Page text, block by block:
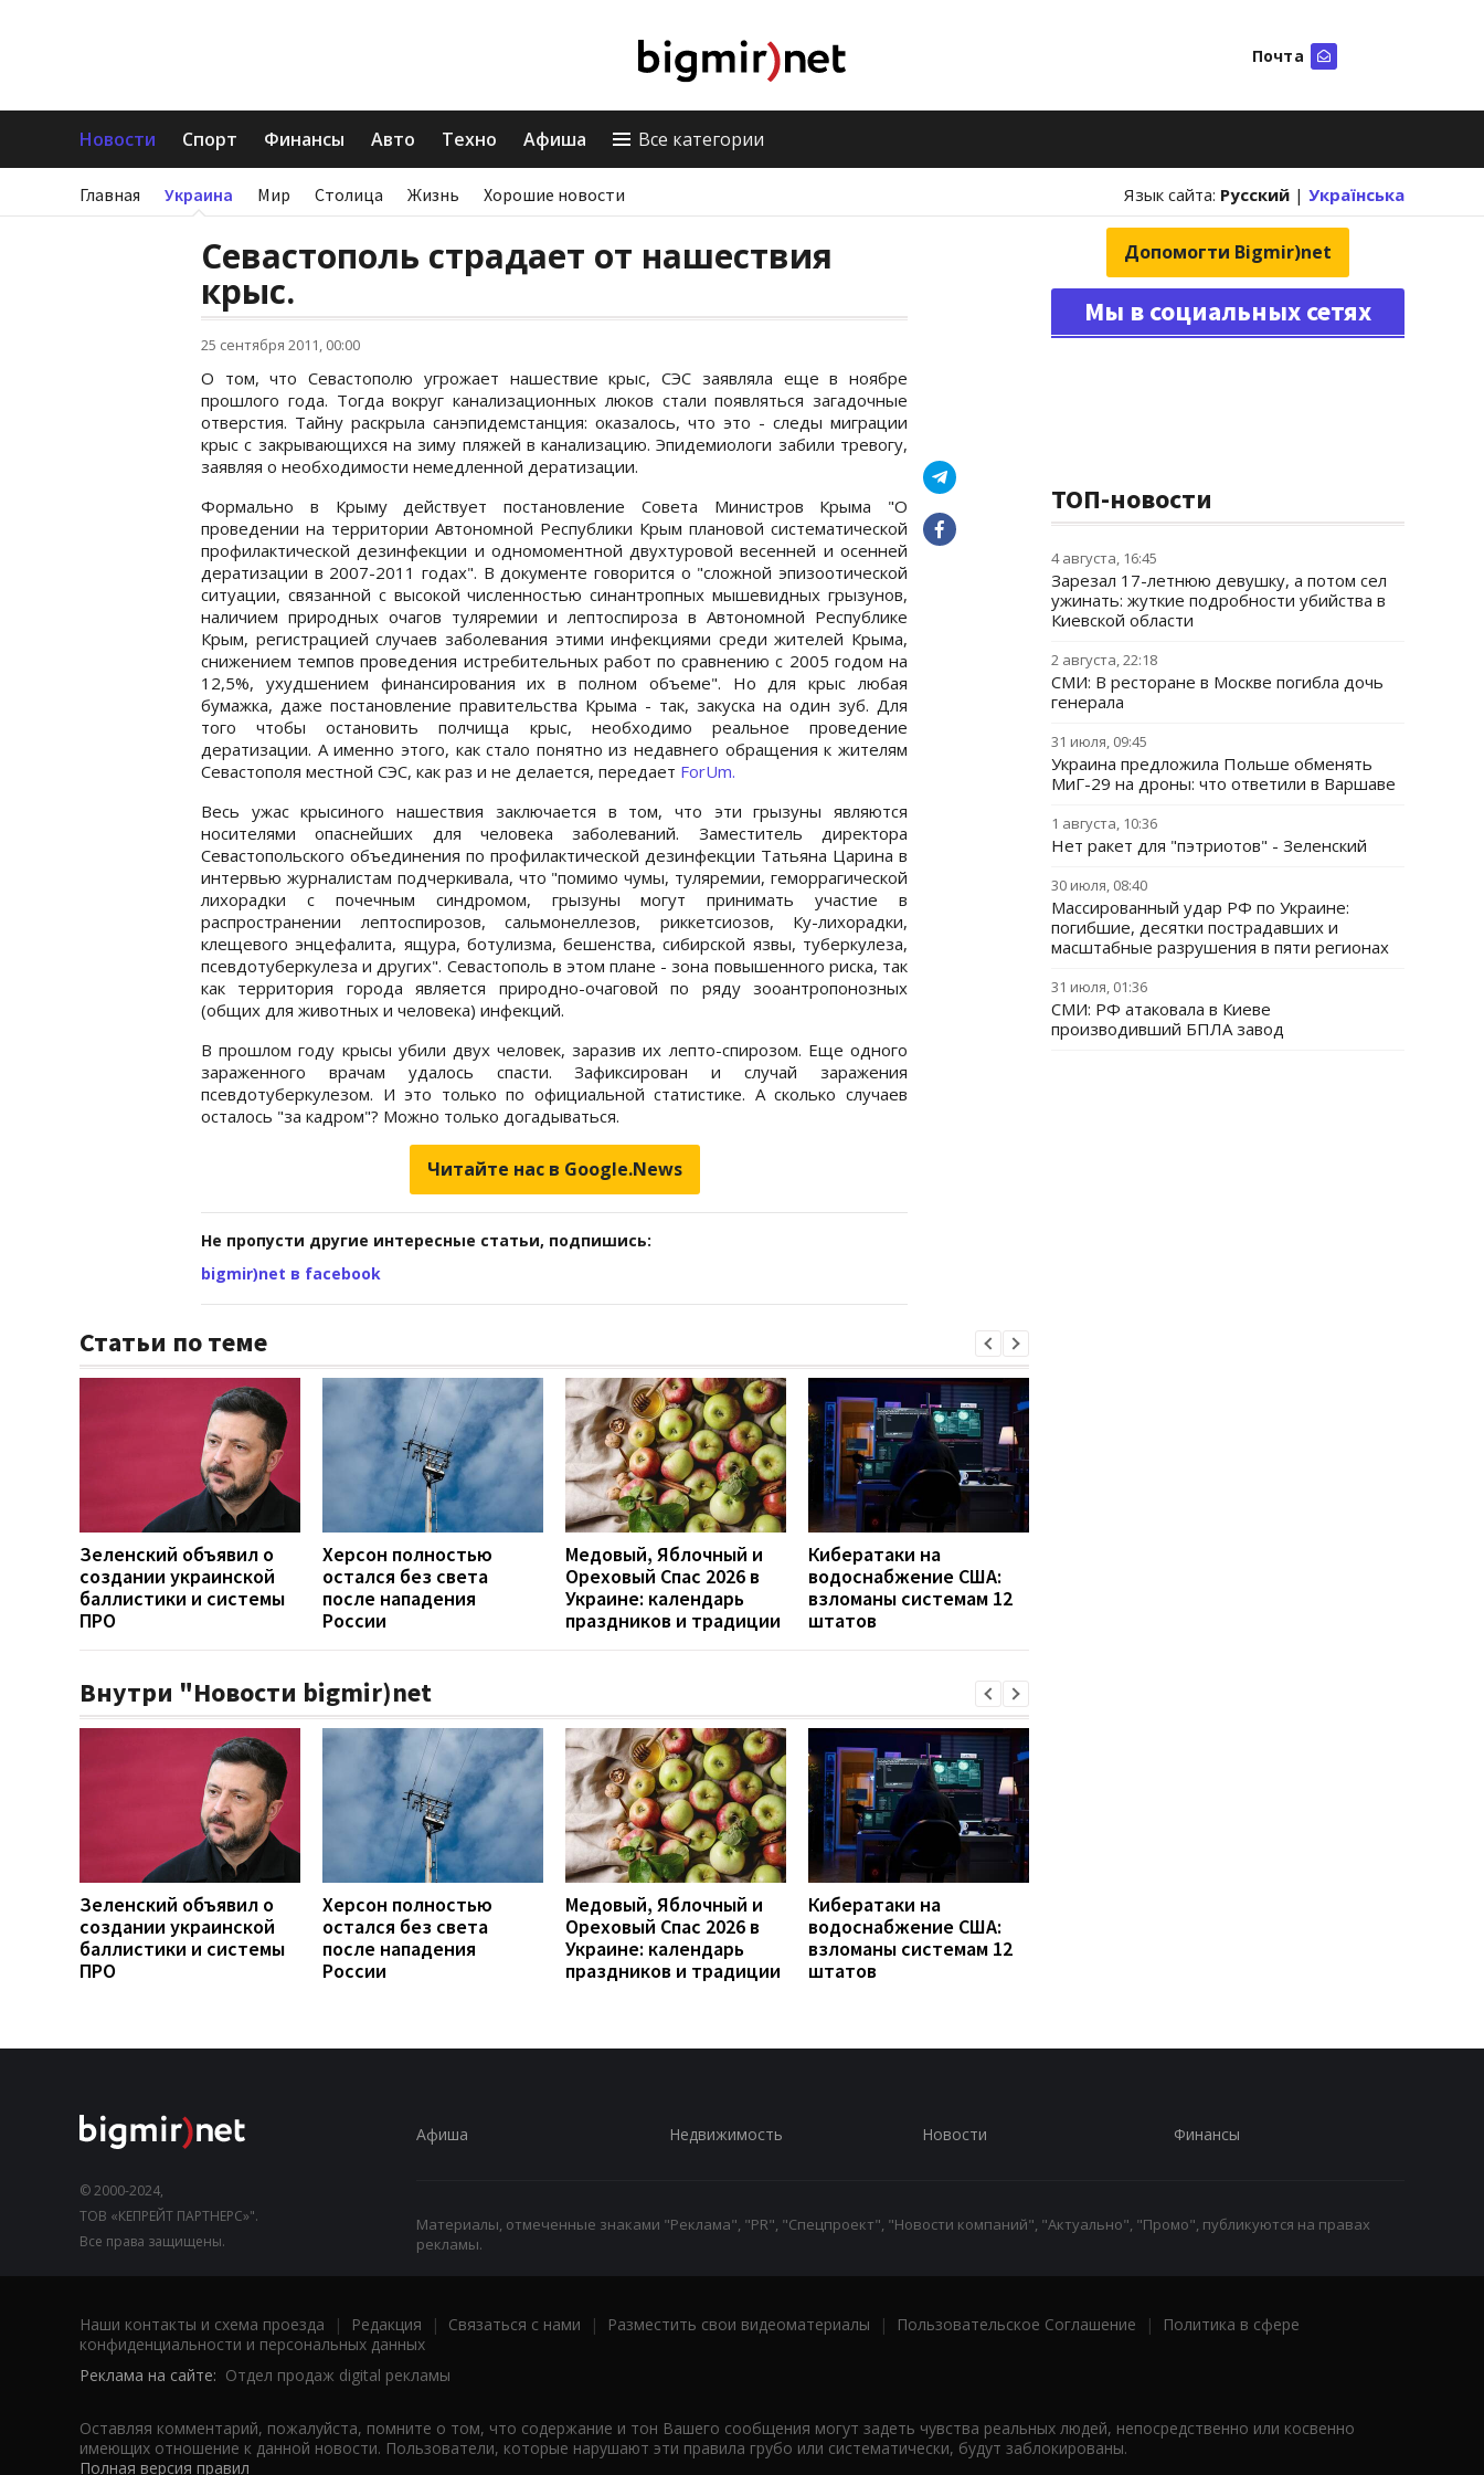
Почта
Новости Спорт Финансы Авто Техно Афиша Все категории
Главная Украина Мир Столица Жизнь Хорошие новости Язык сайта: Русский | Українська
Севастополь страдает от нашествия
крыс.
25 сентября 2011, 00:00
О том, что Севастополю угрожает нашествие крыс, СЭС заявляла еще в ноябре
прошлого года. Тогда вокруг канализационных люков стали появляться загадочные
отверстия. Тайну раскрыла санэпидемстанция: оказалось, что это - следы миграции
крыс с закрывающихся на зиму пляжей в канализацию. Эпидемиологи забили тревогу,
заявляя о необходимости немедленной дератизации.
Формально в Крыму действует постановление Совета Министров Крыма "О
проведении на территории Автономной Республики Крым плановой систематической
профилактической дезинфекции и одномоментной двухтуровой весенней и осенней
дератизации в 2007-2011 годах". В документе говорится о "сложной эпизоотической
ситуации, связанной с высокой численностью синантропных мышевидных грызунов,
наличием природных очагов туляремии и лептоспироза в Автономной Республике
Крым, регистрацией случаев заболевания этими инфекциями среди жителей Крыма,
снижением темпов проведения истребительных работ по сравнению с 2005 годом на
12,5%, ухудшением финансирования их в полном объеме". Но для крыс любая
бумажка, даже постановление правительства Крыма - так, закуска на один зуб. Для
того чтобы остановить полчища крыс, необходимо реальное проведение
дератизации. А именно этого, как стало понятно из недавнего обращения к жителям
Севастополя местной СЭС, как раз и не делается, передает ForUm.
Весь ужас крысиного нашествия заключается в том, что эти грызуны являются
носителями опаснейших для человека заболеваний. Заместитель директора
Севастопольского объединения по профилактической дезинфекции Татьяна Царина в
интервью журналистам подчеркивала, что "помимо чумы, туляремии, геморрагической
лихорадки с почечным синдромом, грызуны могут принимать участие в
распространении лептоспирозов, сальмонеллезов, риккетсиозов, Ку-лихорадки,
клещевого энцефалита, ящура, ботулизма, бешенства, сибирской язвы, туберкулеза,
псевдотуберкулеза и других". Севастополь в этом плане - зона повышенного риска, так
как территория города является природно-очаговой по ряду зооантропонозных
(общих для животных и человека) инфекций.
В прошлом году крысы убили двух человек, заразив их лепто-спирозом. Еще одного
зараженного врачам удалось спасти. Зафиксирован и случай заражения
псевдотуберкулезом. И это только по официальной статистике. А сколько случаев
осталось "за кадром"? Можно только догадываться.
Читайте нас в Google.News
Не пропусти другие интересные статьи, подпишись:
bigmir)net в facebook
Статьи по теме
Зеленский объявил о
создании украинской
баллистики и системы
ПРО
Херсон полностью
остался без света
после нападения
России
Медовый, Яблочный и
Ореховый Спас 2026 в
Украине: календарь
праздников и традиции
Кибератаки на
водоснабжение США:
взломаны системам 12
штатов
Внутри "Новости bigmir)net
Зеленский объявил о
создании украинской
баллистики и системы
ПРО
Херсон полностью
остался без света
после нападения
России
Медовый, Яблочный и
Ореховый Спас 2026 в
Украине: календарь
праздников и традиции
Кибератаки на
водоснабжение США:
взломаны системам 12
штатов
Допомогти Bigmir)net
Мы в социальных сетях
ТОП-новости
4 августа, 16:45
Зарезал 17-летнюю девушку, а потом сел
ужинать: жуткие подробности убийства в
Киевской области
2 августа, 22:18
СМИ: В ресторане в Москве погибла дочь
генерала
31 июля, 09:45
Украина предложила Польше обменять
МиГ-29 на дроны: что ответили в Варшаве
1 августа, 10:36
Нет ракет для "пэтриотов" - Зеленский
30 июля, 08:40
Массированный удар РФ по Украине:
погибшие, десятки пострадавших и
масштабные разрушения в пяти регионах
31 июля, 01:36
СМИ: РФ атаковала в Киеве
производивший БПЛА завод
© 2000-2024,
ТОВ «КЕПРЕЙТ ПАРТНЕРС»".
Все права защищены.
Афиша Недвижимость Новости Финансы
Материалы, отмеченные знаками "Реклама", "PR", "Спецпроект", "Новости компаний", "Актуально", "Промо", публикуются на правах
рекламы.
Наши контакты и схема проезда | Редакция | Связаться с нами | Разместить свои видеоматериалы | Пользовательское Соглашение |
Политика в сфере
конфиденциальности и персональных данных
Реклама на сайте: Отдел продаж digital рекламы
Оставляя комментарий, пожалуйста, помните о том, что содержание и тон Вашего сообщения могут задеть чувства реальных людей, непосредственно или косвенно
имеющих отношение к данной новости. Пользователи, которые нарушают эти правила грубо или систематически, будут заблокированы.
Полная версия правил